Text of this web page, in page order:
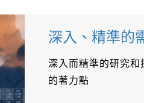
深入、精準的
深入而精準的研究和
的著力點